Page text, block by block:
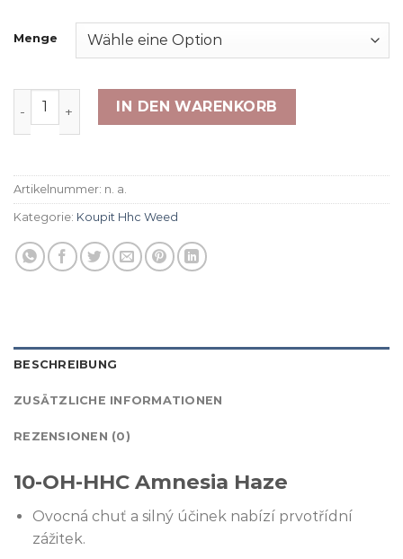
bis
€600.00
Menge
10-OH-HHC Amnesia Haze Menge
IN DEN WARENKORB
Artikelnummer: n. a.
Kategorie: Koupit Hhc Weed
BESCHREIBUNG
ZUSÄTZLICHE INFORMATIONEN
REZENSIONEN (0)
10-OH-HHC Amnesia Haze
Ovocná chuť a silný účinek nabízí prvotřídní
zážitek.